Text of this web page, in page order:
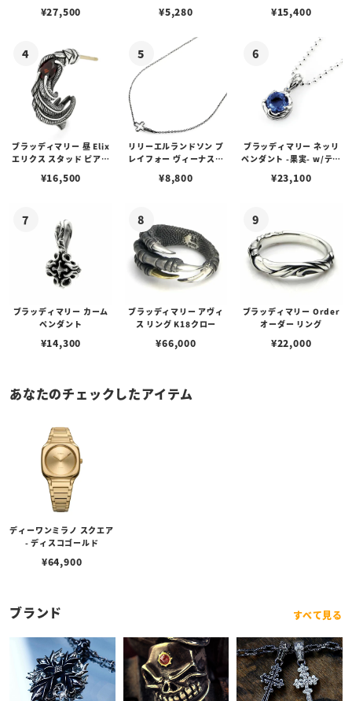
¥27,500 ¥5,280
ブスタークラスプ＆LTロ
¥15,400
ブラッディマリー 昼 Elix
エリクス スタッド ピアス
¥16,500
リリーエルランドソン プ
レイフォー ヴィーナスチ
¥8,800
ブラッディマリー ネッリ
ペンダント -果実- w/ティ
¥23,100
ブラッディマリー カーム
ペンダント
¥14,300
ブラッディマリー アヴィ
ス リング K18クロー
¥66,000
ブラッディマリー Order
オーダー リング
¥22,000
あなたのチェックしたアイテム
ディーワンミラノ スクエア
- ディスコゴールド
¥64,900
ブランド すべて見る